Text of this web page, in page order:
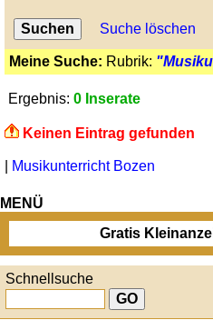
Suche löschen
Meine Suche: Rubrik:
Ergebnis: 0 Inserate
Keinen Eintrag gefunden
Musikunterricht Bozen
MENÜ
Gratis
Schnellsuche